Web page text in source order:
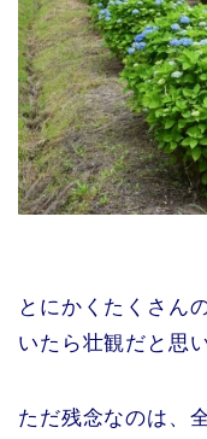
とにかくたくさん
いたら壮観だと思
ただ残念なのは、